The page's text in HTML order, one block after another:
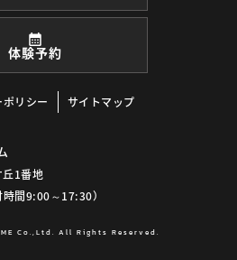
体験予約
リシー サイトマップ
1番地
時間9:00～17:30）
Co.,Ltd. All Rights Reserved.